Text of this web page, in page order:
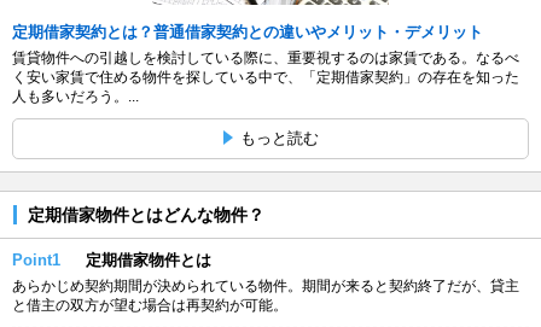
定期借家契約とは？普通借家契約との違いやメリット・デメリット
賃貸物件への引越しを検討している際に、重要視するのは家賃である。なるべ
く安い家賃で住める物件を探している中で、「定期借家契約」の存在を知った
人も多いだろう。...
もっと読む
定期借家物件とはどんな物件？
Point1 定期借家物件とは
あらかじめ契約期間が決められている物件。期間が来ると契約終了だが、貸主
と借主の双方が望む場合は再契約が可能。